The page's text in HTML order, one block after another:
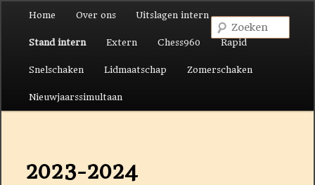
Spring naar de primaire inhoud
Spring naar de secundaire inhoud
Home Over ons Uitslagen intern
Stand intern Extern Chess960 Rapid
Snelschaken Lidmaatschap Zomerschaken
Nieuwjaarssimultaan
2023-2024